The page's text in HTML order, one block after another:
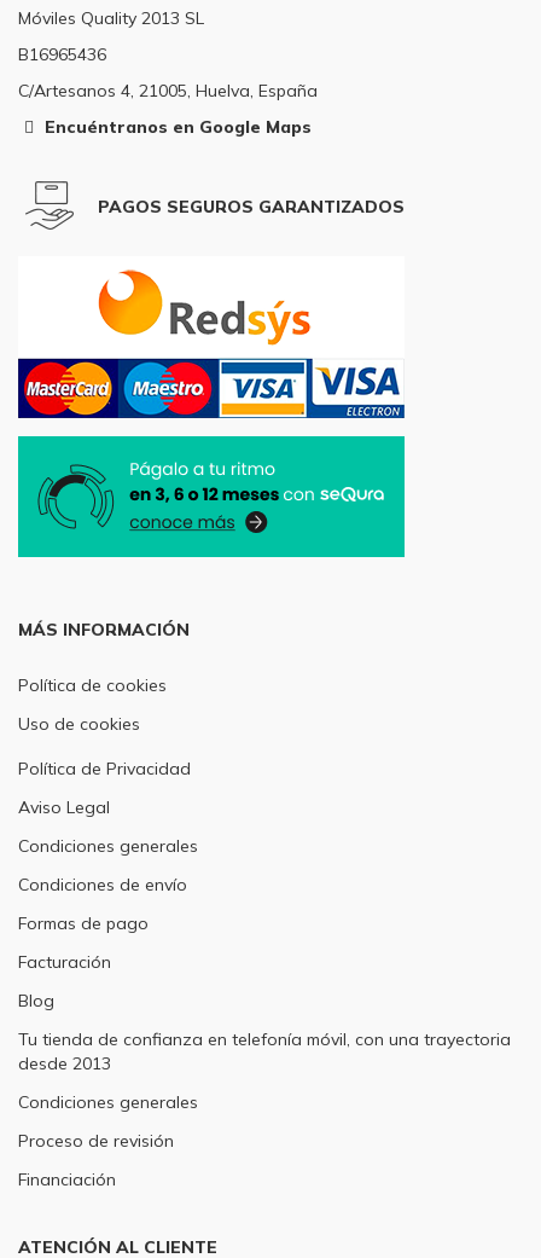
Móviles Quality 2013 SL
B16965436
C/Artesanos 4, 21005, Huelva, España
Encuéntranos en Google Maps
PAGOS SEGUROS GARANTIZADOS
MÁS INFORMACIÓN
Política de cookies
Uso de cookies
Política de Privacidad
Aviso Legal
Condiciones generales
Condiciones de envío
Formas de pago
Facturación
Blog
Tu tienda de confianza en telefonía móvil, con una trayectoria
desde 2013
Condiciones generales
Proceso de revisión
Financiación
ATENCIÓN AL CLIENTE